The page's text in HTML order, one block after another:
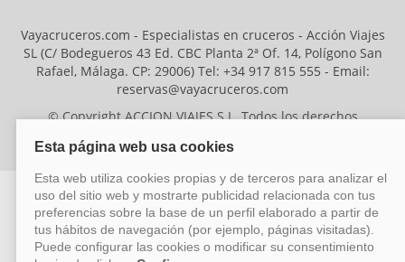
Vayacruceros.com - Especialistas en cruceros - Acción Viajes
SL (C/ Bodegueros 43 Ed. CBC Planta 2ª Of. 14, Polígono San
Rafael, Málaga. CP: 29006) Tel: +34 917 815 555 - Email:
reservas@vayacruceros.com
© Copyright ACCION VIAJES S.L. Todos los derechos